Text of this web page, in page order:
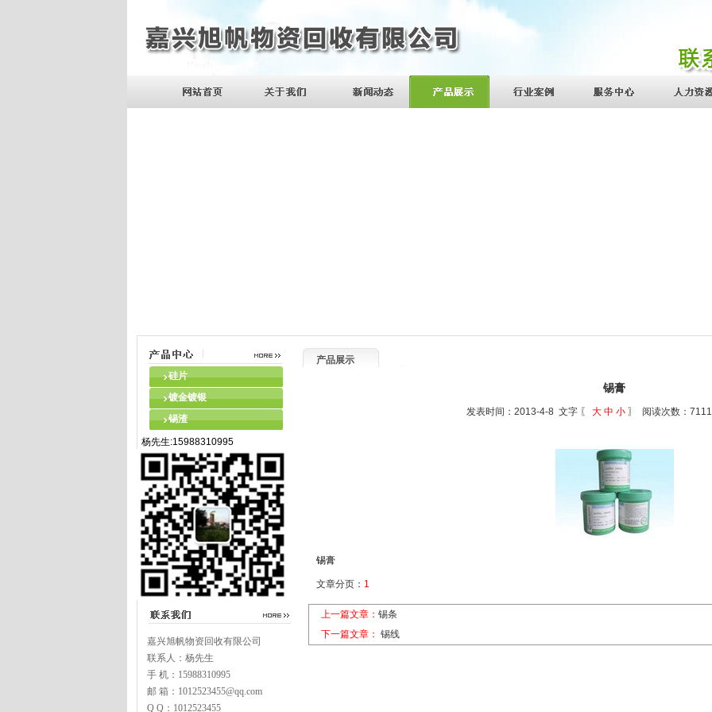
硅片
镀金镀银
锡渣
杨先生:15988310995
嘉兴旭帆物资回收有限公司
联系人：杨先生
手 机：15988310995
邮 箱：1012523455@qq.com
Q Q：1012523455
产品展示
锡膏
发表时间：2013-4-8 文字 〖 大 中 小 〗 阅读次数：
锡膏
文章分页： 1
上一篇文章： 锡条
下一篇文章： 锡线